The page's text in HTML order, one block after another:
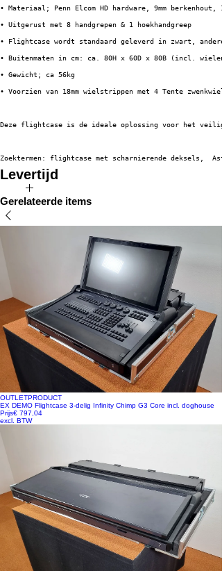
• Materiaal; Penn Elcom HD hardware, 9mm
• Uitgerust met 8 handgrepen & 1 hoekhandgreep
• Flightcase wordt standaard geleverd in zwart,
• Buitenmaten in cm: ca. 80H x 60D x 80B (incl.
• Gewicht; ca 56kg
• Voorzien van 18mm wielstrippen met 4 Tente
Deze flightcase is de ideale oplossing voor het
Zoektermen: flightcase met scharnierende deksels,
Levertijd
De verwachte levertijd van dit product bedraagt 3 tot 5 weken.
Gerelateerde items
OUTLETPRODUCT
EX DEMO Flightcase 3-delig Infinity Chimp G3 Core incl. doghouse
Prijs€ 797,04
excl. BTW